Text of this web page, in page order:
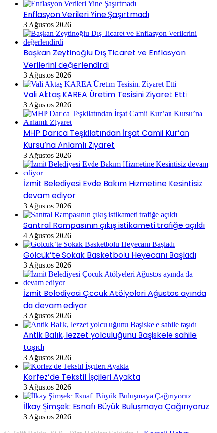
Enflasyon Verileri Yine Şaşırtmadı
3 Ağustos 2026
Başkan Zeytinoğlu Dış Ticaret ve Enflasyon
Verilerini değerlendirdi
3 Ağustos 2026
Vali Aktaş KAREA Üretim Tesisini Ziyaret Etti
3 Ağustos 2026
MHP Darıca Teşkilatından İrşat Camii Kur’an
Kursu’na Anlamlı Ziyaret
3 Ağustos 2026
İzmit Belediyesi Evde Bakım Hizmetine Kesintisiz
devam ediyor
3 Ağustos 2026
Santral Rampasının çıkış istikameti trafiğe açıldı
4 Ağustos 2026
Gölcük’te Sokak Basketbolu Heyecanı Başladı
3 Ağustos 2026
İzmit Belediyesi Çocuk Atölyeleri Ağustos ayında
da devam ediyor
3 Ağustos 2026
Antik Balık, lezzet yolculuğunu Başiskele sahile
taşıdı
3 Ağustos 2026
Körfez’de Tekstil İşçileri Ayakta
3 Ağustos 2026
İlkay Şimşek: Esnafı Büyük Buluşmaya Çağırıyoruz
3 Ağustos 2026